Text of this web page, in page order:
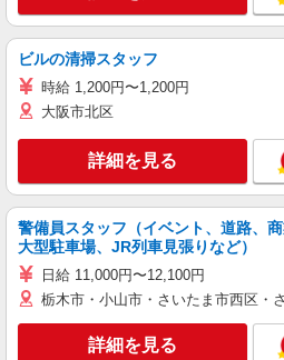
ビルの清掃スタッフ
時給 1,200円〜1,200円
大阪市北区
詳細を見る
警備員スタッフ（イベント、道路、商
大型駐車場、JR列車見張りなど）
日給 11,000円〜12,100円
栃木市・小山市・さいたま市西区・
詳細を見る